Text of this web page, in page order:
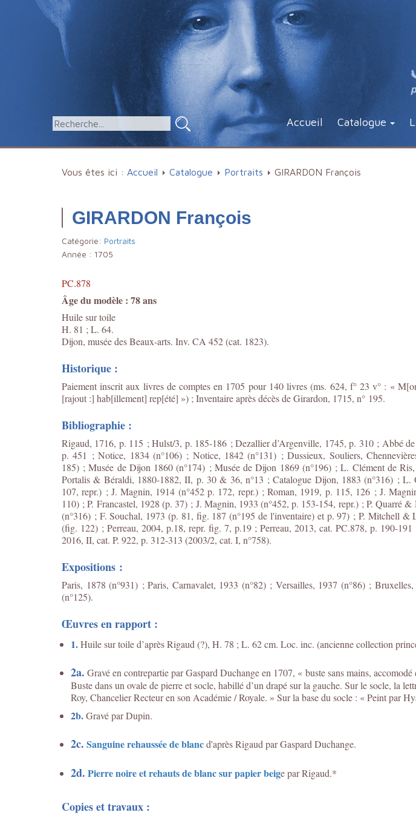
Accueil Catalogue
Vous êtes ici : Accueil Catalogue Portraits GIRARDON François
GIRARDON François
Catégorie: Portraits
Année : 1705
PC.878
Âge du modèle : 78 ans
Huile sur toile
H. 81 ; L. 64.
Dijon, musée des Beaux-arts. Inv. CA 452 (cat. 1823).
Historique :
Paiement inscrit aux livres de comptes en 1705 pour 140 livres (ms. 624, f° 23 v° : «
[rajout :] hab[illement] rep[été] ») ; Inventaire après décès de Girardon, 1715, n° 195.
Bibliographie :
Rigaud, 1716, p. 115 ; Hulst/3, p. 185-186 ; Dezallier d’Argenville, 1745, p. 310 ; Abbé
p. 451 ; Notice, 1834 (n°106) ; Notice, 1842 (n°131) ; Dussieux, Souliers,
185) ; Musée de Dijon 1860 (n°174) ; Musée de Dijon 1869 (n°196) ; L. Clément de
Portalis & Béraldi, 1880-1882, II, p. 30 & 36, n°13 ; Catalogue Dijon, 1883 (n°316) ; L.
107, repr.) ; J. Magnin, 1914 (n°452 p. 172, repr.) ; Roman, 1919, p. 115, 126 ; J.
110) ; P. Francastel, 1928 (p. 37) ; J. Magnin, 1933 (n°452, p. 153-154, repr.) ; P. Quarré
(n°316) ; F. Souchal, 1973 (p. 81, fig. 187 (n°195 de l'inventaire) et p. 97) ; P. Mitchell &
(fig. 122) ; Perreau, 2004, p.18, repr. fig. 7, p.19 ; Perreau, 2013, cat. PC.878, p. 190-191
2016, II, cat. P. 922, p. 312-313 (2003/2, cat. I, n°758).
Expositions :
Paris, 1878 (n°931) ; Paris, Carnavalet, 1933 (n°82) ; Versailles, 1937 (n°86) ;
(n°125).
Œuvres en rapport :
1.Huile sur toile d’après Rigaud (?), H. 78 ; L. 62 cm. Loc. inc. (ancienne collection
2a. Gravé en contrepartie par Gaspard Duchange en 1707, « buste sans mains,
Buste dans un ovale de pierre et socle, habillé d’un drapé sur la gauche. Sur le socle,
Roy, Chancelier Recteur en son Académie / Royale. » Sur la base du socle : « Peint par
2b.Gravé par Dupin.
2c. Sanguine rehaussée de blancd'après Rigaud par Gaspard Duchange.
2d. Pierre noire et rehauts de blanc sur papier beige par Rigaud.*
Copies et travaux :